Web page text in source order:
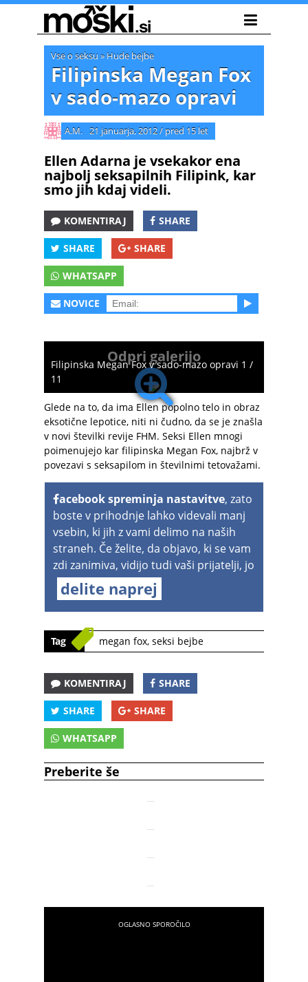
Vse o seksu » Hude bejbe
Filipinska Megan Fox
v sado-mazo opravi
A.M. 21 januarja, 2012/ pred 15 let
Ellen Adarna je vsekakor ena
najbolj seksapilnih Filipink, kar
smo jih kdaj videli.
KOMENTIRAJ SHARE
SHARE SHARE
WHATSAPP
NOVICE
Odpri galerijo
Filipinska Megan Fox v sado-mazo opravi 1 /
11
Glede na to, da ima Ellen popolno telo in obraz
eksotične lepotice, niti ni čudno, da se je znašla
v novi številki revije FHM. Seksi Ellen mnogi
poimenujejo kar filipinska Megan Fox, najbrž v
povezavi s seksapilom in številnimi tetovažami.
acebook spreminja nastavitve, zato
boste v prihodnje lahko videvali manj
vsebin, ki jih z vami delimo na naših
straneh. Če želite, da objavo, ki se vam
zdi zanimiva, vidijo tudi vaši prijatelji, jo
delite naprej
Tag megan fox, seksi bejbe
KOMENTIRAJ SHARE
SHARE SHARE
WHATSAPP
Preberite še